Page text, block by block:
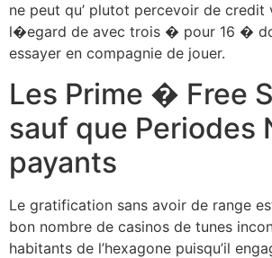
ne peut qu’ plutot percevoir de credit
l�egard de avec trois � pour 16 �
essayer en compagnie de jouer.
Les Prime � Free
sauf que Periodes
payants
Le gratification sans avoir de range
bon nombre de casinos de tunes
habitants de l’hexagone puisqu’il